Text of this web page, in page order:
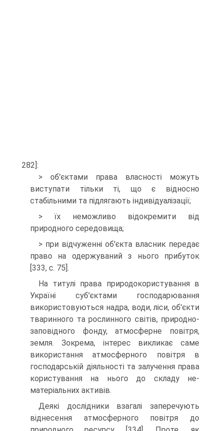
282]:
> об'єктами права власності можуть
виступати тільки ті, що є відносно
стабільними та підля­гають індивідуалізації;
> їх неможливо відокремити від
природного се­редовища;
> при відчуженні об'єкта власник передає
право на одержуваний з нього прибуток
[333, с. 75].
На титулі права природокористування в
Україні суб'єктами господарювання
використовуються надра, води, ліси, об'єкти
тваринного та рослинного світів, природно-
заповідного фонду, атмосферне повітря,
земля. Зокрема, інтерес викликає саме
використання атмосферного повітря в
господарській діяльності та залучення права
користування на нього до складу не­
матеріальних активів.
Деякі дослідники взагалі заперечують
віднесення атмосферного повітря до